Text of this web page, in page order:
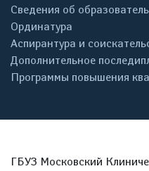
Сведения об
Ординатура
Аспирантура и
Дополнительное
Программы повышения
ГБУЗ Московский